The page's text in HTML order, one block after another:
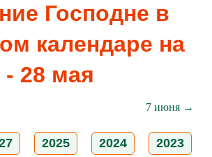
Господне в
календаре на
- 28 мая
7 июня →
2025 2024 2023